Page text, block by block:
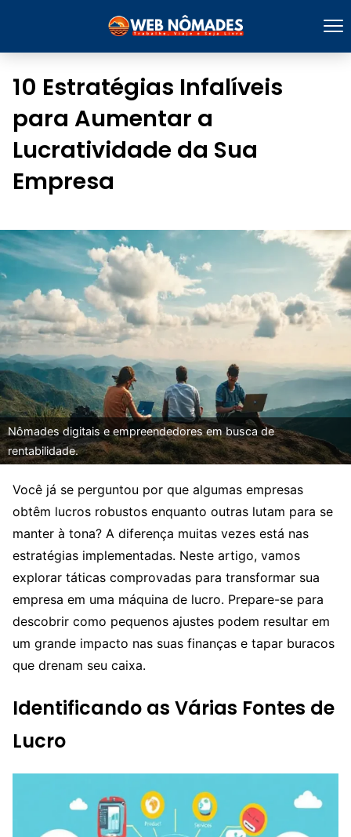
10 Estratégias Infalíveis
para Aumentar a
Lucratividade da Sua
Empresa
Nômades digitais e empreendedores em busca de
rentabilidade.
Você já se perguntou por que algumas empresas
obtêm lucros robustos enquanto outras lutam para se
manter à tona? A diferença muitas vezes está nas
estratégias implementadas. Neste artigo, vamos
explorar táticas comprovadas para transformar sua
empresa em uma máquina de lucro. Prepare-se para
descobrir como pequenos ajustes podem resultar em
um grande impacto nas suas finanças e tapar buracos
que drenam seu caixa.
Identificando as Várias Fontes de
Lucro